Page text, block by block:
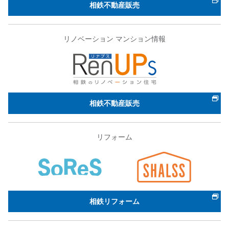
相鉄不動産販売
リノベーション マンション情報
相鉄不動産販売
リフォーム
相鉄リフォーム